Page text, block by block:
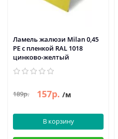
Ламель жалюзи Milan 0,45
PE с пленкой RAL 1018
цинково-желтый
189р. 157р. /м
В корзину